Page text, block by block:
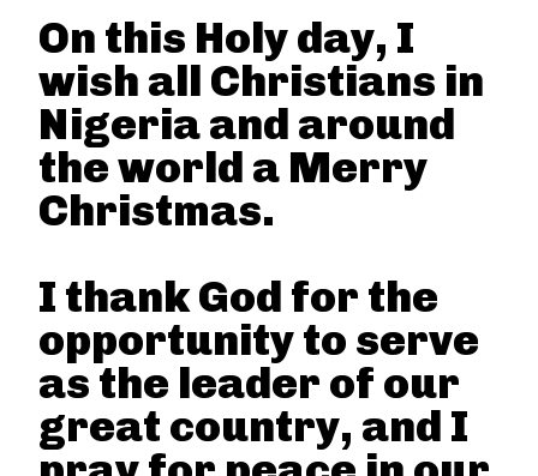
On this Holy day, I
wish all Christians in
Nigeria and around
the world a Merry
Christmas.
I thank God for the
opportunity to serve
as the leader of our
great country, and I